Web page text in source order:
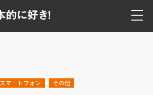
スマートフォン その他